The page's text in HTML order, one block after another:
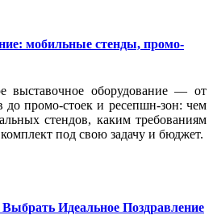
мобильные стенды, промо-
выставочное оборудование — от
до промо-стоек и ресепшн-зон: чем
стендов, каким требованиям
под свою задачу и бюджет.
Идеальное Поздравление